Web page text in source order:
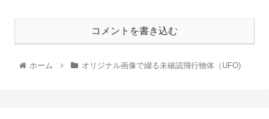
コメントを書き込む
ホーム オリジナル画像で綴る未確認飛行物体（UFO)